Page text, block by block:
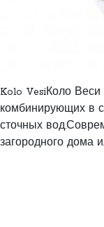
Kolo VesiКоло
комбинирующих в
сточных
загородного дома